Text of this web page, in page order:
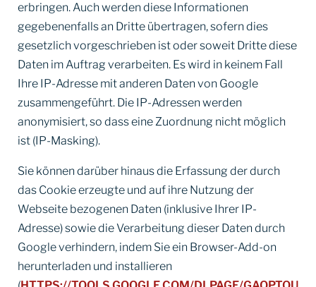
erbringen. Auch werden diese Informationen
gegebenenfalls an Dritte übertragen, sofern dies
gesetzlich vorgeschrieben ist oder soweit Dritte diese
Daten im Auftrag verarbeiten. Es wird in keinem Fall
Ihre IP-Adresse mit anderen Daten von Google
zusammengeführt. Die IP-Adressen werden
anonymisiert, so dass eine Zuordnung nicht möglich
ist (IP-Masking).
Sie können darüber hinaus die Erfassung der durch
das Cookie erzeugte und auf ihre Nutzung der
Webseite bezogenen Daten (inklusive Ihrer IP-
Adresse) sowie die Verarbeitung dieser Daten durch
Google verhindern, indem Sie ein Browser-Add-on
herunterladen und installieren